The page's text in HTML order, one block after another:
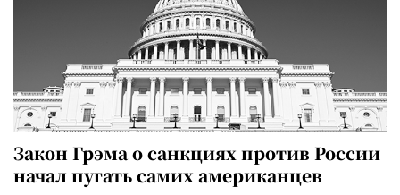
Закон Грэма о санкциях против России
начал пугать самих американцев